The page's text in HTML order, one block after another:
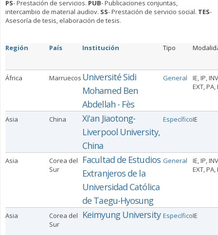
PS- Prestación de servicios. PUB- Publicaciones conjuntas,
intercambio de material audiov. SS- Prestación de servicio social. TES-
Asesoría de tesis, elaboración de tesis.
Región País Institución Tipo
África Marruecos Université Sidi
Mohamed Ben
Abdellah - Fès
General
IE, IP,
EXT, PA,
Asia China
Xi'an Jiaotong-
Liverpool University,
China
EspecíficoIE
Asia
Corea del
Sur
Facultad de Estudios
Extranjeros de la
Universidad Católica
de Taegu-Hyosung
General
IE, IP,
EXT, PA,
Asia
Corea del
Sur
Keimyung University EspecíficoIE